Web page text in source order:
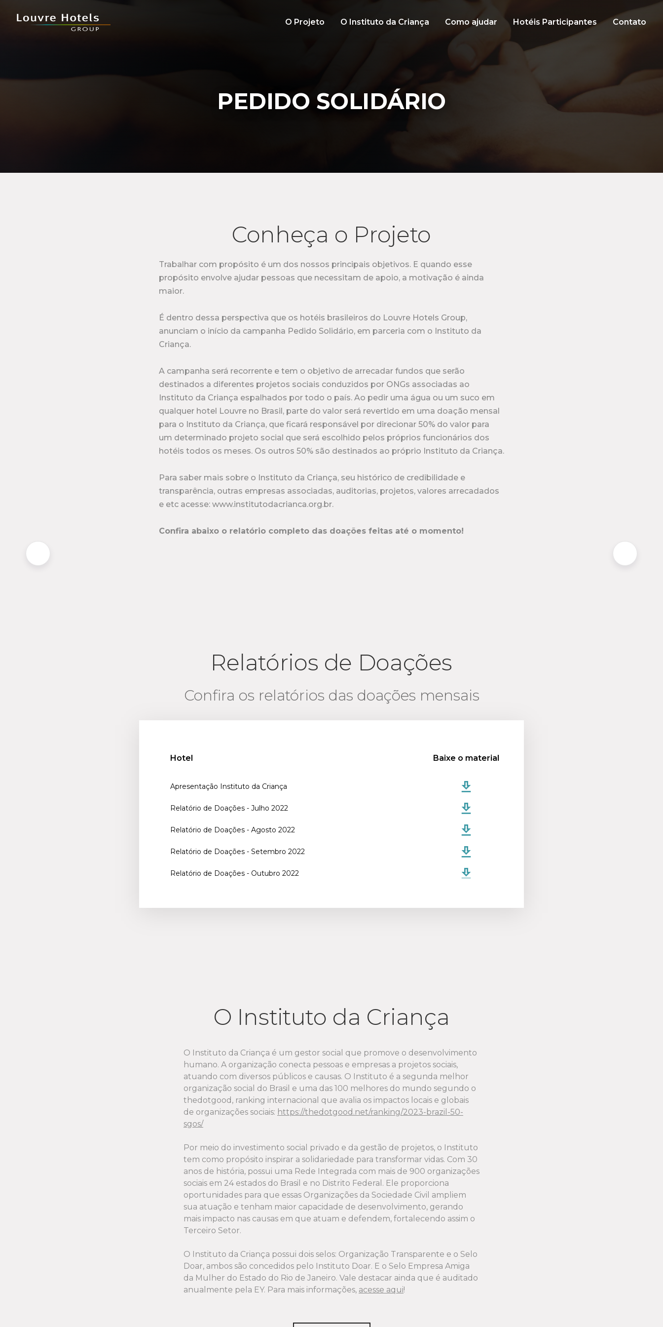
O Projeto O Instituto da Criança Como ajudar Hotéis Participantes Contato
PEDIDO SOLIDÁRIO
Conheça o Projeto
Trabalhar com propósito é um dos nossos principais objetivos. E quando esse
propósito envolve ajudar pessoas que necessitam de apoio, a motivação é ainda
maior.
É dentro dessa perspectiva que os hotéis brasileiros do Louvre Hotels Group,
anunciam o início da campanha Pedido Solidário, em parceria com o Instituto da
Criança.
A campanha será recorrente e tem o objetivo de arrecadar fundos que serão
destinados a diferentes projetos sociais conduzidos por ONGs associadas ao
Instituto da Criança espalhados por todo o país. Ao pedir uma água ou um suco em
qualquer hotel Louvre no Brasil, parte do valor será revertido em uma doação mensal
para o Instituto da Criança, que ficará responsável por direcionar 50% do valor para
um determinado projeto social que será escolhido pelos próprios funcionários dos
hotéis todos os meses. Os outros 50% são destinados ao próprio Instituto da Criança.
Para saber mais sobre o Instituto da Criança, seu histórico de credibilidade e
transparência, outras empresas associadas, auditorias, projetos, valores arrecadados
e etc acesse: www.institutodacrianca.org.br.
Confira abaixo o relatório completo das doações feitas até o momento!
Relatórios de Doações
Confira os relatórios das doações mensais
Hotel Baixe o material
Apresentação Instituto da Criança
Relatório de Doações - Julho 2022
Relatório de Doações - Agosto 2022
Relatório de Doações - Setembro 2022
Relatório de Doações - Outubro 2022
Relatório de Doações - Abril 2023
Relatório de Doações - Maio 2023
Relatório de Doações - Junho 2023
Relatório de Doações - Julho 2023
Relatório de Doações - Agosto 2023
Relatório de Doações - Outubro 2023
Relatório de Doações - Novembro 2023
Relatório Geral - 2022 e 2023
Relatório de Apuração - Dez/23 a Jun/24
Relatório Financeiro - Setembro 2024
Relatório de Doações - Setembro 2024
O Instituto da Criança
O Instituto da Criança é um gestor social que promove o desenvolvimento
humano. A organização conecta pessoas e empresas a projetos sociais,
atuando com diversos públicos e causas. O Instituto é a segunda melhor
organização social do Brasil e uma das 100 melhores do mundo segundo o
thedotgood, ranking internacional que avalia os impactos locais e globais
de organizações sociais: https://thedotgood.net/ranking/2023-brazil-50-
sgos/
Por meio do investimento social privado e da gestão de projetos, o Instituto
tem como propósito inspirar a solidariedade para transformar vidas. Com 30
anos de história, possui uma Rede Integrada com mais de 900 organizações
sociais em 24 estados do Brasil e no Distrito Federal. Ele proporciona
oportunidades para que essas Organizações da Sociedade Civil ampliem
sua atuação e tenham maior capacidade de desenvolvimento, gerando
mais impacto nas causas em que atuam e defendem, fortalecendo assim o
Terceiro Setor.
O Instituto da Criança possui dois selos: Organização Transparente e o Selo
Doar, ambos são concedidos pelo Instituto Doar. E o Selo Empresa Amiga
da Mulher do Estado do Rio de Janeiro. Vale destacar ainda que é auditado
anualmente pela EY. Para mais informações, acesse aqui!